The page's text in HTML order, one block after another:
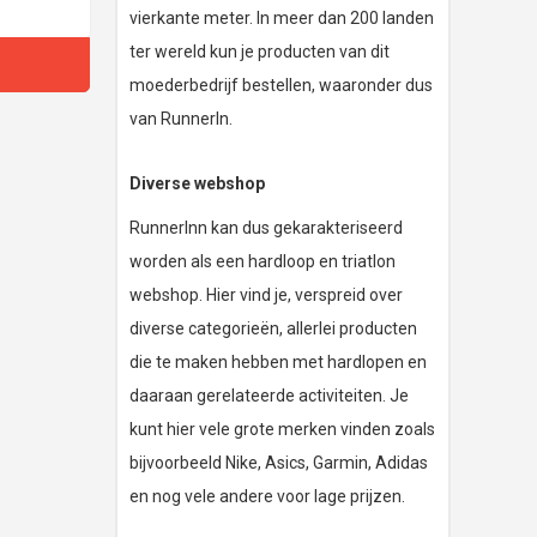
vierkante meter. In meer dan 200 landen
ter wereld kun je producten van dit
moederbedrijf bestellen, waaronder dus
van RunnerIn.
Diverse webshop
RunnerInn kan dus gekarakteriseerd
worden als een hardloop en triatlon
webshop. Hier vind je, verspreid over
diverse categorieën, allerlei producten
die te maken hebben met hardlopen en
daaraan gerelateerde activiteiten. Je
kunt hier vele grote merken vinden zoals
bijvoorbeeld Nike, Asics, Garmin, Adidas
en nog vele andere voor lage prijzen.